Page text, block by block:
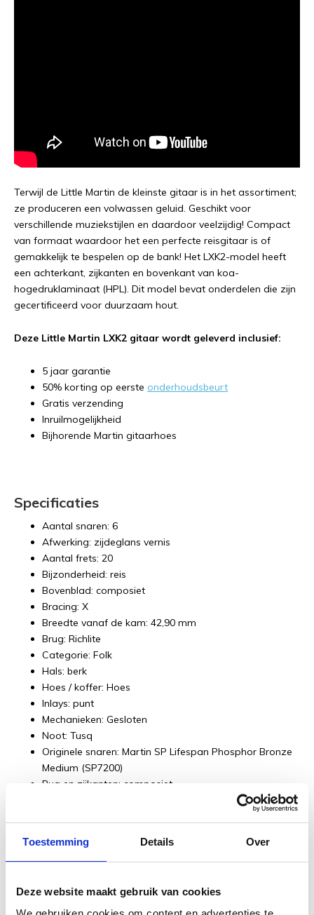
Toestemming Details Over
Deze website maakt gebruik van cookies
Terwijl de Little Martin de kleinste gitaar is in het assortiment;
ze produceren een volwassen geluid. Geschikt voor
verschillende muziekstijlen en daardoor veelzijdig! Compact
van formaat waardoor het een perfecte reisgitaar is of
gemakkelijk te bespelen op de bank! Het LXK2-model heeft
een achterkant, zijkanten en bovenkant van koa-
hogedruklaminaat (HPL). Dit model bevat onderdelen die zijn
gecertificeerd voor duurzaam hout.
Deze Little Martin LXK2 gitaar wordt geleverd inclusief:
5 jaar garantie
50% korting op eerste onderhoudsbeurt
Gratis verzending
Inruilmogelijkheid
Bijhorende Martin gitaarhoes
Specificaties
Aantal snaren: 6
Afwerking: zijdeglans vernis
Aantal frets: 20
Bijzonderheid: reis
Bovenblad: composiet
Bracing: X
Breedte vanaf de kam: 42,90 mm
Brug: Richlite
Categorie: Folk
Hals: berk
Hoes / koffer: Hoes
Inlays: punt
Mechanieken: Gesloten
Noot: Tusq
Originele snaren: Martin SP Lifespan Phosphor Bronze
Medium (SP7200)
Rug en zijkanten: composiet
Vorm Aantal de hals: modified low oval